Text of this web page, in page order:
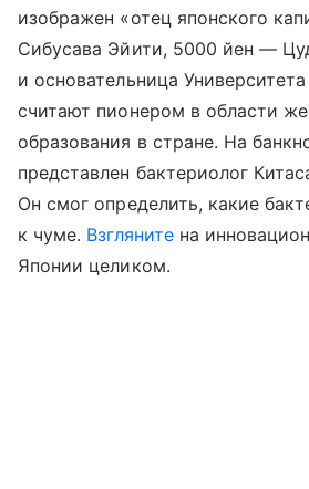
изображен «отец японского
Сибусава Эйити, 5000 йен —
и основательница
считают пионером в области
образования в стране. На
представлен бактериолог
Он смог определить, какие
к чуме. Взглянитена
Японии целиком.